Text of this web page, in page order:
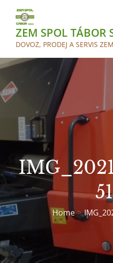
contentZEM SPOL TÁBOR
DOVOZ, PRODEJ A SERVIS
Home